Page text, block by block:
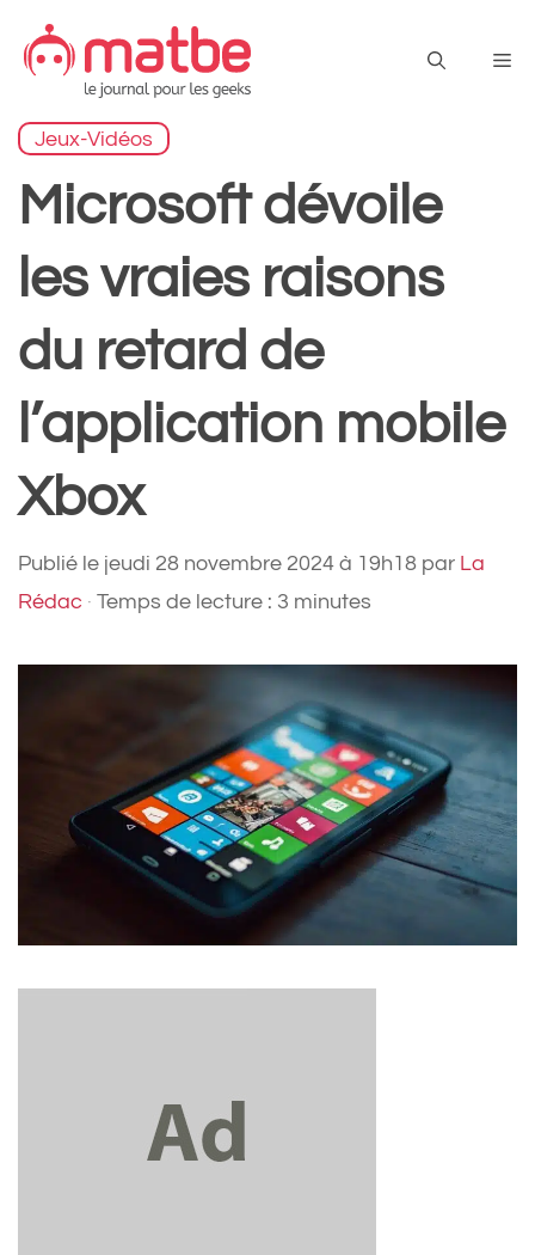
contenu
Jeux-Vidéos
Microsoft dévoile
les vraies raisons
du retard de
l’application mobile
Xbox
Publié le jeudi 28 novembre 2024 à 19h18 par La
Rédac · Temps de lecture : 3 minutes